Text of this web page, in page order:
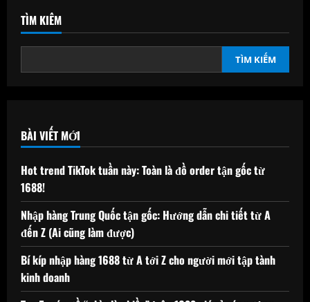
TÌM KIẾM
TÌM KIẾM
BÀI VIẾT MỚI
Hot trend TikTok tuần này: Toàn là đồ order tận gốc từ
1688!
Nhập hàng Trung Quốc tận gốc: Hướng dẫn chi tiết từ A
đến Z (Ai cũng làm được)
Bí kíp nhập hàng 1688 từ A tới Z cho người mới tập tành
kinh doanh